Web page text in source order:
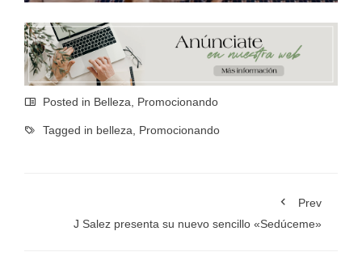
Posted in Belleza Promocionando
Tagged in belleza Promocionando
Prev
J Salez presenta su nuevo sencillo «Sedúceme»